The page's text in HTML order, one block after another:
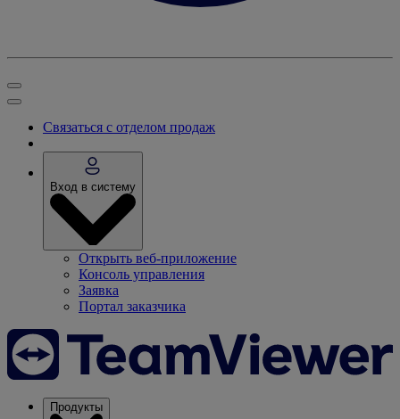
Связаться с отделом продаж
Вход в систему
Открыть веб-приложение
Консоль управления
Заявка
Портал заказчика
Продукты